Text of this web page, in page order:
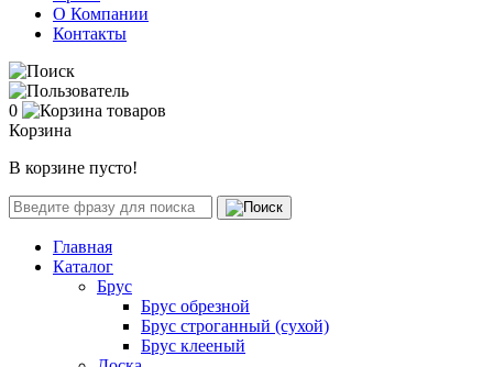
О Компании
Контакты
0
Корзина
В корзине пусто!
Главная
Каталог
Брус
Брус обрезной
Брус строганный (сухой)
Брус клееный